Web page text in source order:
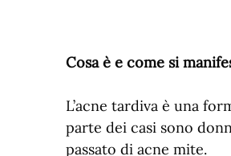
Cosa è e come si
L’acne tardiva è una
parte dei casi sono
passato di acne mite.